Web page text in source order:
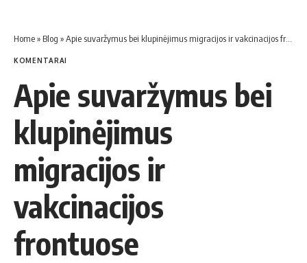
Home» Blog »Apie suvaržymus bei klupinėjimus migracijos ir vakcinacijos frontuose
KOMENTARAI
Apie suvaržymus bei
klupinėjimus
migracijos ir
vakcinacijos
frontuose